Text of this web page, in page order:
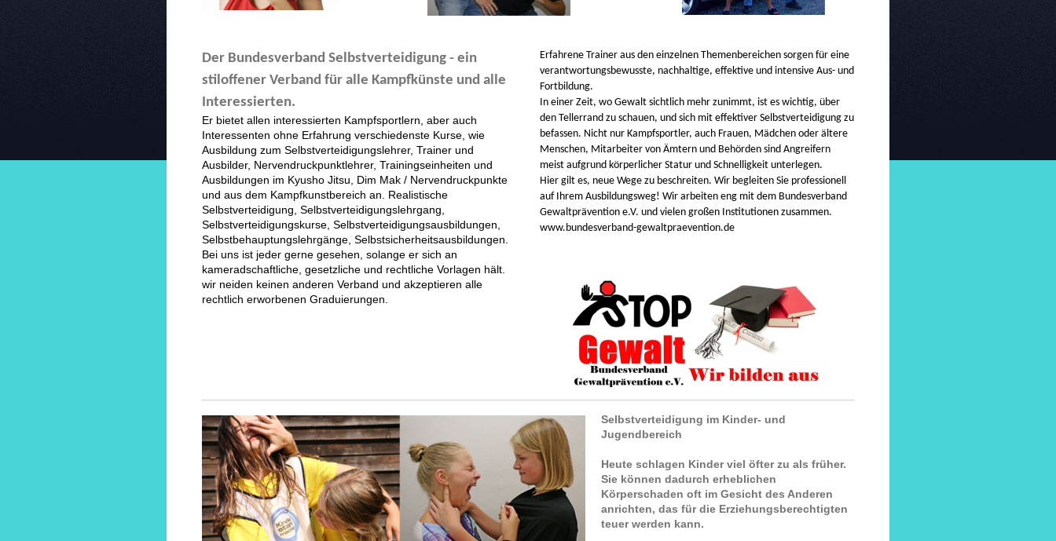
Der Bundesverband Selbstverteidigung - ein
stiloffener Verband für alle Kampfkünste und alle
Interessierten.
Er bietet allen interessierten Kampfsportlern, aber auch
Interessenten ohne Erfahrung verschiedenste Kurse, wie
Ausbildung zum Selbstverteidigungslehrer, Trainer und
Ausbilder, Nervendruckpunktlehrer, Trainingseinheiten und
Ausbildungen im Kyusho Jitsu, Dim Mak / Nervendruckpunkte
und aus dem Kampfkunstbereich an. Realistische
Selbstverteidigung, Selbstverteidigungslehrgang,
Selbstverteidigungskurse, Selbstverteidigungsausbildungen,
Selbstbehauptungslehrgänge, Selbstsicherheitsausbildungen.
Bei uns ist jeder gerne gesehen, solange er sich an
kameradschaftliche, gesetzliche und rechtliche Vorlagen hält.
wir neiden keinen anderen Verband und akzeptieren alle
rechtlich erworbenen Graduierungen.
Erfahrene Trainer aus den einzelnen Themenbereichen sorgen für eine
verantwortungsbewusste, nachhaltige, effektive und intensive Aus- und
Fortbildung.
In einer Zeit, wo Gewalt sichtlich mehr zunimmt, ist es wichtig, über
den Tellerrand zu schauen, und sich mit effektiver Selbstverteidigung zu
befassen. Nicht nur Kampfsportler, auch Frauen, Mädchen oder ältere
Menschen, Mitarbeiter von Ämtern und Behörden sind Angreifern
meist aufgrund körperlicher Statur und Schnelligkeit unterlegen.
Hier gilt es, neue Wege zu beschreiten. Wir begleiten Sie professionell
auf Ihrem Ausbildungsweg! Wir arbeiten eng mit dem Bundesverband
Gewaltprävention e.V. und vielen großen Institutionen zusammen.
www.bundesverband-gewaltpraevention.de
Selbstverteidigung im Kinder- und
Jugendbereich
Heute schlagen Kinder viel öfter zu als früher.
Sie können dadurch erheblichen
Körperschaden oft im Gesicht des Anderen
anrichten, das für die Erziehungsberechtigten
teuer werden kann.